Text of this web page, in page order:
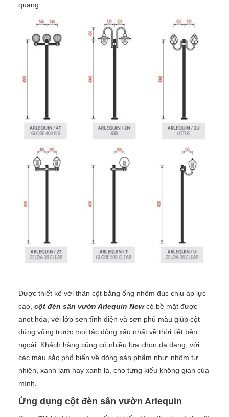
quang
Được thiết kế với thân cột bằng ống nhôm đúc chịu áp lực
cao, cột đèn sân vườn Arlequin New có bề mặt được
anot hóa, với lớp sơn tĩnh điện và sơn phủ màu giúp cột
đứng vững trước mọi tác động xấu nhất về thời tiết bên
ngoài. Khách hàng cũng có nhiều lựa chọn đa dạng, với
các màu sắc phổ biến về dòng sản phẩm như: nhôm tự
nhiên, xanh lam hay xanh lá, cho từng kiểu không gian của
mình.
Ứng dụng cột đèn sân vườn Arlequin